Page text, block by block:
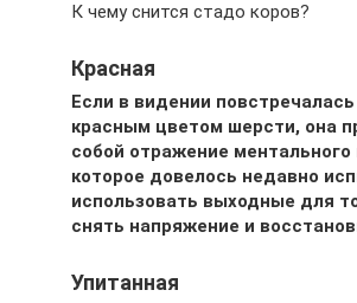
К чему снится стадо коров?
Красная
Если в видении
красным цветом шерсти, она
собой отражение ментального
которое довелось недавно
использовать выходные для
снять напряжение и
Упитанная